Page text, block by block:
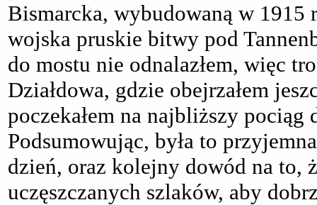
Bismarcka, wybudowaną w 1915
wojska pruskie bitwy pod
do mostu nie odnalazłem, więc
Działdowa, gdzie obejrzałem
poczekałem na najbliższy pociąg
Podsumowując, była to
dzień, oraz kolejny dowód na to,
uczęszczanych szlaków, aby